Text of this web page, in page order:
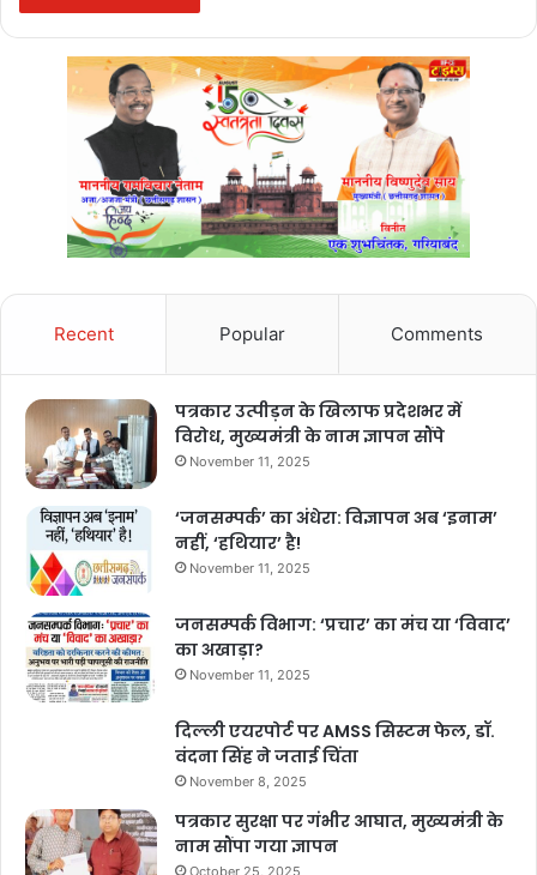
Recent Popular Comments
पत्रकार उत्पीड़न के खिलाफ प्रदेशभर में
विरोध, मुख्यमंत्री के नाम ज्ञापन सौंपे
November 11, 2025
‘जनसम्पर्क’ का अंधेरा: विज्ञापन अब ‘इनाम’
नहीं, ‘हथियार’ है!
November 11, 2025
जनसम्पर्क विभाग: ‘प्रचार’ का मंच या ‘विवाद’
का अखाड़ा?
November 11, 2025
दिल्ली एयरपोर्ट पर AMSS सिस्टम फेल, डॉ.
वंदना सिंह ने जताई चिंता
November 8, 2025
पत्रकार सुरक्षा पर गंभीर आघात, मुख्यमंत्री के
नाम सौंपा गया ज्ञापन
October 25, 2025